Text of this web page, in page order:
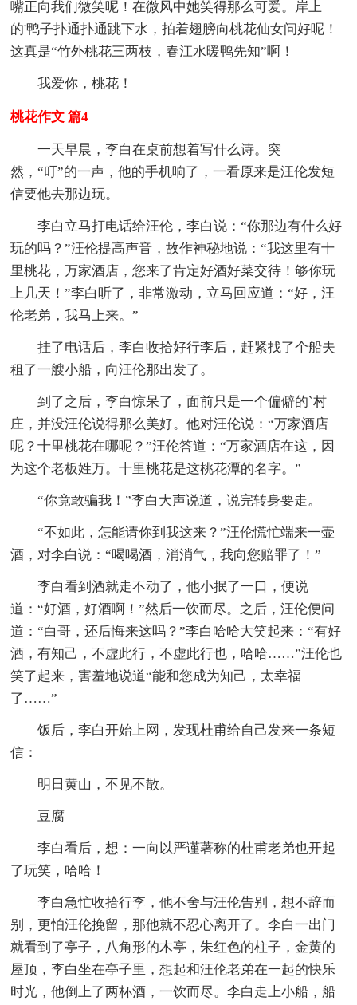
嘴正向我们微笑呢！在微风中她笑得那么可爱。岸上
的'鸭子扑通扑通跳下水，拍着翅膀向桃花仙女问好呢！
这真是“竹外桃花三两枝，春江水暖鸭先知”啊！
我爱你，桃花！
桃花作文 篇4
一天早晨，李白在桌前想着写什么诗。突
然，“叮”的一声，他的手机响了，一看原来是汪伦发短
信要他去那边玩。
李白立马打电话给汪伦，李白说：“你那边有什么好
玩的吗？”汪伦提高声音，故作神秘地说：“我这里有十
里桃花，万家酒店，您来了肯定好酒好菜交待！够你玩
上几天！”李白听了，非常激动，立马回应道：“好，汪
伦老弟，我马上来。”
挂了电话后，李白收拾好行李后，赶紧找了个船夫
租了一艘小船，向汪伦那出发了。
到了之后，李白惊呆了，面前只是一个偏僻的`村
庄，并没汪伦说得那么美好。他对汪伦说：“万家酒店
呢？十里桃花在哪呢？”汪伦答道：“万家酒店在这，因
为这个老板姓万。十里桃花是这桃花潭的名字。”
“你竟敢骗我！”李白大声说道，说完转身要走。
“不如此，怎能请你到我这来？”汪伦慌忙端来一壶
酒，对李白说：“喝喝酒，消消气，我向您赔罪了！”
李白看到酒就走不动了，他小抿了一口，便说
道：“好酒，好酒啊！”然后一饮而尽。之后，汪伦便问
道：“白哥，还后悔来这吗？”李白哈哈大笑起来：“有好
酒，有知己，不虚此行，不虚此行也，哈哈……”汪伦也
笑了起来，害羞地说道“能和您成为知己，太幸福
了……”
饭后，李白开始上网，发现杜甫给自己发来一条短
信：
明日黄山，不见不散。
豆腐
李白看后，想：一向以严谨著称的杜甫老弟也开起
了玩笑，哈哈！
李白急忙收拾行李，他不舍与汪伦告别，想不辞而
别，更怕汪伦挽留，那他就不忍心离开了。李白一出门
就看到了亭子，八角形的木亭，朱红色的柱子，金黄的
屋顶，李白坐在亭子里，想起和汪伦老弟在一起的快乐
时光，他倒上了两杯酒，一饮而尽。李白走上小船，船